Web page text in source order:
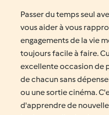
Passer du temps seul
vous aider à vous
engagements de la vie
toujours facile à faire.
excellente occasion de
de chacun sans
ou une sortie cinéma.
d'apprendre de